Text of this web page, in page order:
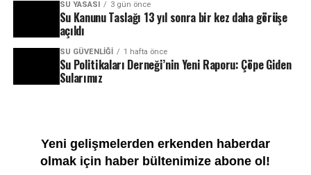
SU YASASI 3 gün önce
Su Kanunu Taslağı 13 yıl sonra bir kez daha görüşe
açıldı
SU GÜVENLIĞI 1 hafta önce
Su Politikaları Derneği’nin Yeni Raporu: Çöpe Giden
Sularımız
Yeni gelişmelerden erkenden haberdar
olmak için haber bültenimize abone ol!